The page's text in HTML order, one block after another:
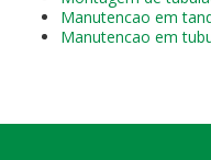
Manutencao em
Manutencao em